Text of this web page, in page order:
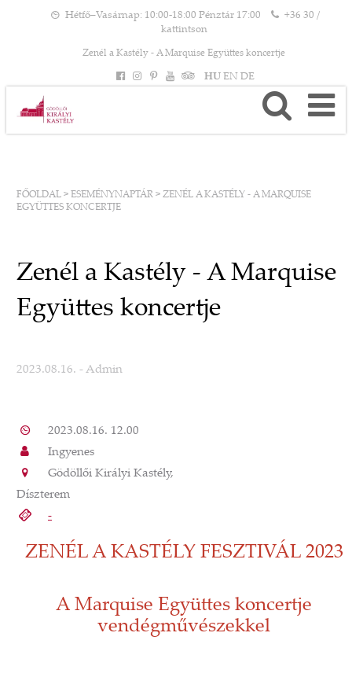
Hétfő–Vasárnap: 10:00-18:00 Pénztár 17:00
+36 30 /
kattintson
Zenél a Kastély - A Marquise Együttes koncertje
HU EN DE
FŐOLDAL > ESEMÉNYNAPTÁR > ZENÉL A KASTÉLY - A MARQUISE
EGYÜTTES KONCERTJE
Zenél a Kastély - A Marquise
Együttes koncertje
2023.08.16. - Admin
2023.08.16. 12.00
Ingyenes
Gödöllői Királyi Kastély,
Díszterem
-
ZENÉL A KASTÉLY FESZTIVÁL 2023
A Marquise Együttes koncertje
vendégművészekkel